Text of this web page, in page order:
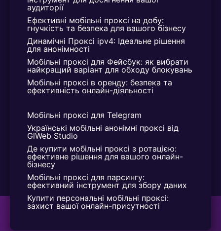
аудиторії
Ефективні мобільні проксі на добу:
гнучкість та безпека для вашого бізнесу
Динамічні Проксі ipv4: Ідеальне рішення
для анонімності
Мобільні проксі для Фейсбук: як вибрати
найкращий варіант для обходу блокувань
Мобільні проксі в оренду: безпека та
ефективність онлайн-діяльності
Мобільні проксі для Telegram
Українські мобільні анонімні проксі від
GlWeb Studio
Де купити мобільні проксі з ротацією:
ефективне рішення для вашого онлайн-
бізнесу
Мобільні проксі для парсингу:
ефективний інструмент для збору даних
Купити персональні мобільні проксі:
захист вашої онлайн-присутності